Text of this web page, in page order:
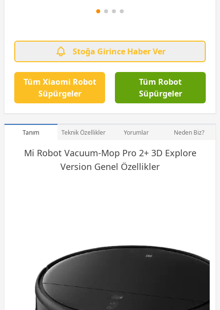
Stoğa Girince Haber Ver
Tüm Xiaomi Robot
Süpürgeler
Tüm Robot
Süpürgeler
Tanım Teknik Özellikler Yorumlar Neden Biz?
Mi Robot Vacuum-Mop Pro 2+ 3D Explore
Version Genel Özellikler